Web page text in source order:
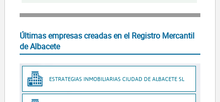
Últimas empresas creadas en el Registro Mercantil
de Albacete
ESTRATEGIAS INMOBILIARIAS CIUDAD DE ALBACETE SL